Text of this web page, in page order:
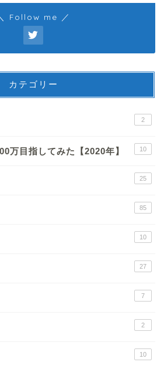
Follow me ／
カテゴリー
2
万目指してみた【2020年】 10
25
85
10
27
7
2
10